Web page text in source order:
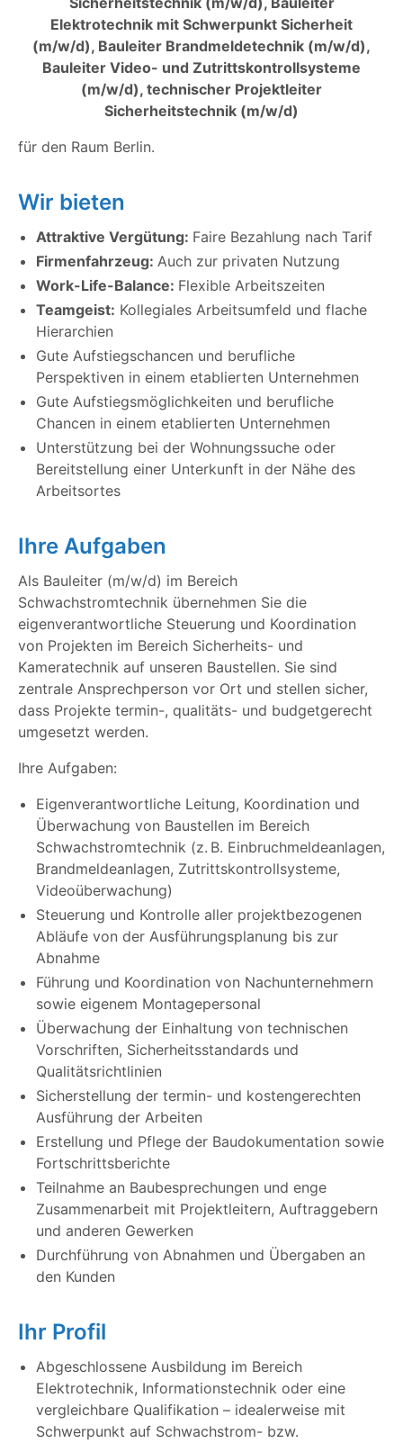
Elektrotechnik mit Schwerpunkt Sicherheit
(m/w/d), Bauleiter Brandmeldetechnik (m/w/d),
Bauleiter Video- und Zutrittskontrollsysteme
(m/w/d), technischer Projektleiter
Sicherheitstechnik (m/w/d)
für den Raum Berlin.
Wir bieten
Attraktive Vergütung: Faire Bezahlung nach Tarif
Firmenfahrzeug: Auch zur privaten Nutzung
Work-Life-Balance: Flexible Arbeitszeiten
Teamgeist: Kollegiales Arbeitsumfeld und flache
Hierarchien
Gute Aufstiegschancen und berufliche
Perspektiven in einem etablierten Unternehmen
Gute Aufstiegsmöglichkeiten und berufliche
Chancen in einem etablierten Unternehmen
Unterstützung bei der Wohnungssuche oder
Bereitstellung einer Unterkunft in der Nähe des
Arbeitsortes
Ihre Aufgaben
Als Bauleiter (m/w/d) im Bereich
Schwachstromtechnik übernehmen Sie die
eigenverantwortliche Steuerung und Koordination
von Projekten im Bereich Sicherheits- und
Kameratechnik auf unseren Baustellen. Sie sind
zentrale Ansprechperson vor Ort und stellen sicher,
dass Projekte termin-, qualitäts- und budgetgerecht
umgesetzt werden.
Ihre Aufgaben:
Eigenverantwortliche Leitung, Koordination und
Überwachung von Baustellen im Bereich
Schwachstromtechnik (z. B. Einbruchmeldeanlagen,
Brandmeldeanlagen, Zutrittskontrollsysteme,
Videoüberwachung)
Steuerung und Kontrolle aller projektbezogenen
Abläufe von der Ausführungsplanung bis zur
Abnahme
Führung und Koordination von Nachunternehmern
sowie eigenem Montagepersonal
Überwachung der Einhaltung von technischen
Vorschriften, Sicherheitsstandards und
Qualitätsrichtlinien
Sicherstellung der termin- und kostengerechten
Ausführung der Arbeiten
Erstellung und Pflege der Baudokumentation sowie
Fortschrittsberichte
Teilnahme an Baubesprechungen und enge
Zusammenarbeit mit Projektleitern, Auftraggebern
und anderen Gewerken
Durchführung von Abnahmen und Übergaben an
den Kunden
Ihr Profil
Abgeschlossene Ausbildung im Bereich
Elektrotechnik, Informationstechnik oder eine
vergleichbare Qualifikation – idealerweise mit
Schwerpunkt auf Schwachstrom- bzw.